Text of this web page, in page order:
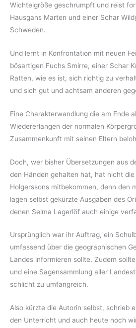
Wichtelgröße geschrumpft und reist
Hausgans Marten und einer Schar
Schweden.
Und lernt in Konfrontation mit neuen
bösartigen Fuchs Smirre, einer Schar
Ratten, wie es ist, sich richtig zu
und sich gut und achtsam anderen
Eine Charakterwandlung die am Ende
Wiedererlangen der normalen
Zusammenkunft mit seinen Eltern
Doch, wer bisher Übersetzungen aus
den Händen gehalten hat, hat nicht die
Holgerssons mitbekommen, denn den
lagen selbst gekürzte Ausgaben des
denen Selma Lagerlöf auch einige
Ursprünglich war ihr Auftrag, ein
umfassend über die geographischen
Landes informieren sollte. Zudem
und eine Sagensammlung aller
schlicht zu umfangreich.
Also kürzte die Autorin selbst, schrieb
den Unterricht und auch heute noch